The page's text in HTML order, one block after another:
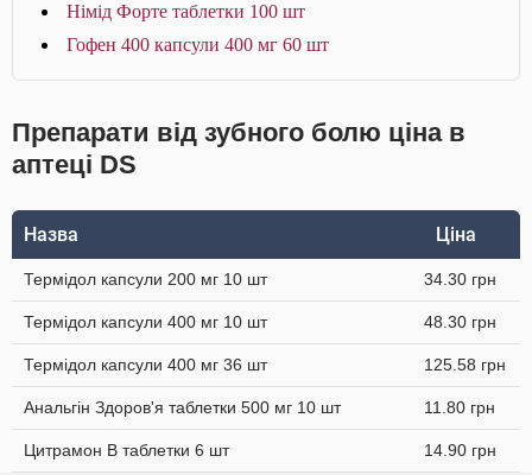
Німід Форте таблетки 100 шт
Гофен 400 капсули 400 мг 60 шт
Препарати від зубного болю ціна в
аптеці DS
Назва Ціна
Термідол капсули 200 мг 10 шт 34.30 грн
Термідол капсули 400 мг 10 шт 48.30 грн
Термідол капсули 400 мг 36 шт 125.58 грн
Анальгін Здоров'я таблетки 500 мг 10 шт 11.80 грн
Цитрамон В таблетки 6 шт 14.90 грн